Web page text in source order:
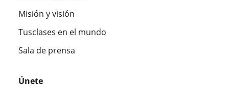
Misión y visión
Tusclases en el mundo
Sala de prensa
Únete